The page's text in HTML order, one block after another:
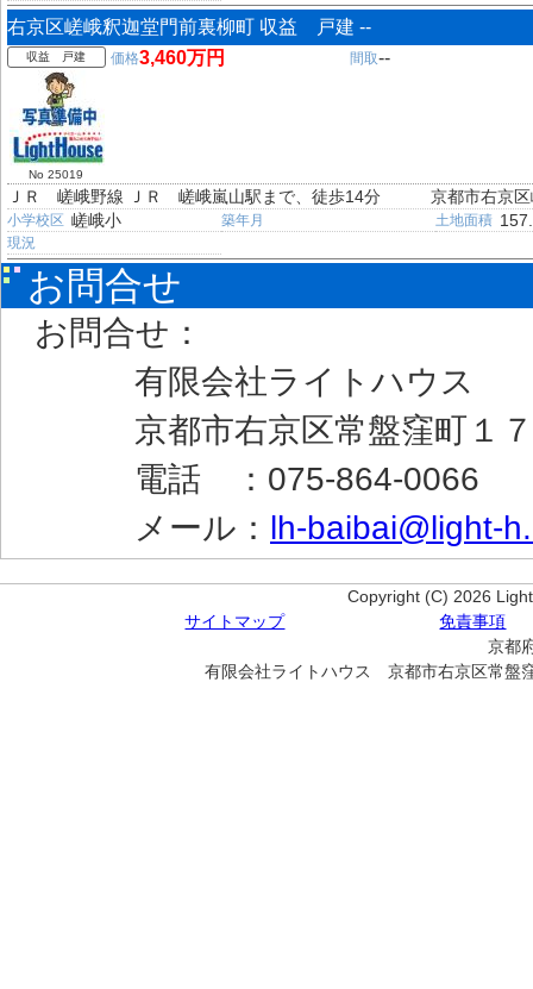
右京区嵯峨釈迦堂門前裏柳町 収益 戸建 --
収益 戸建
No 25019
価格3,460万円 間取--
ＪＲ 嵯峨野線 ＪＲ 嵯峨嵐山駅まで、徒歩14分 京都市右京
小学校区 嵯峨小 築年月 土地面積
現況
お問合せ
お問合せ：
有限会社ライトハウス
京都市右京区常盤窪町１７
電話 ：075-864-0066 （
メール： lh-baibai@light-
Copyright (C) 2026
サイトマップ
免責事項
京都
有限会社ライトハウス 京都市右京区